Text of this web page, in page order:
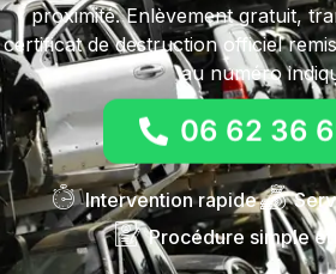
proximité. Enlèvement gratuit,
certificat de destruction officiel
au numéro
06 62 36
Intervention rapide
Procédure simple